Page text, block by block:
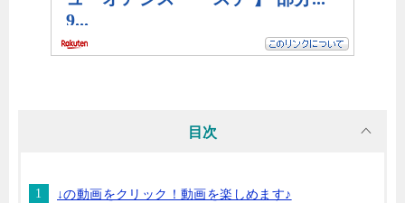
目次
↓の動画をクリック！動画を楽しめます♪